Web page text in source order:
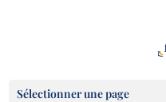
Sélectionner une page